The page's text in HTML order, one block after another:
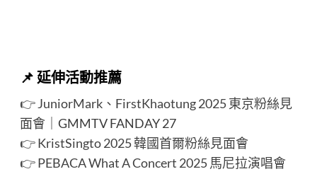
📌延伸活動推薦
👉JuniorMark、FirstKhaotung 2025 東京粉絲見
面會 ｜GMMTV FANDAY 27
👉KristSingto 2025 韓國首爾粉絲見面會
👉PEBACA What A Concert 2025 馬尼拉演唱會